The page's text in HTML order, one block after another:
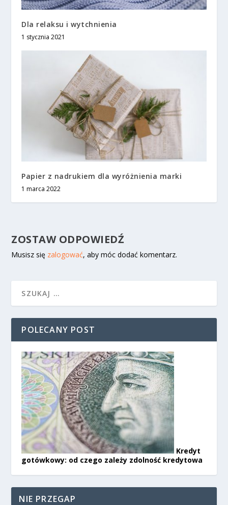
Dla relaksu i wytchnienia
1 stycznia 2021
Papier z nadrukiem dla wyróżnienia marki
1 marca 2022
ZOSTAW ODPOWIEDŹ
Musisz się zalogować, aby móc dodać komentarz.
POLECANY POST
Kredyt
gotówkowy: od czego zależy zdolność kredytowa
NIE PRZEGAP